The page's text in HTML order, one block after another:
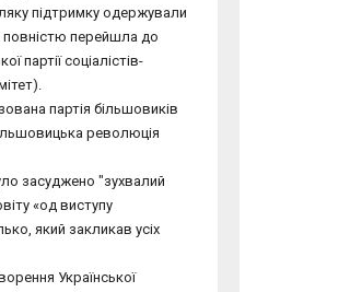
підтримку одержували
повністю перейшла до
партії соціалістів-
партія більшовиків
революція
засуджено "зухвалий
«од виступу
який закликав усіх
Української